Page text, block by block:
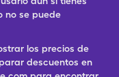
no se puede
los precios de
descuentos en